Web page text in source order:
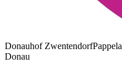
Donauhof Zwentendorf
Donau